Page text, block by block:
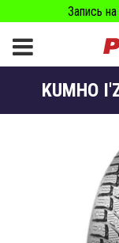
Запись
KUMHO